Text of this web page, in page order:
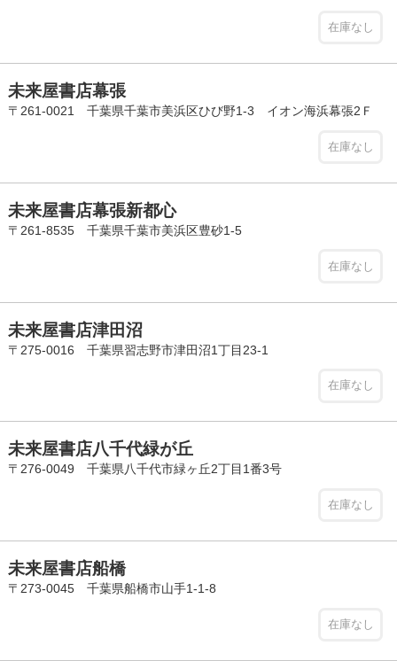
在庫なし
未来屋書店幕張
〒261-0021 千葉県千葉市美浜区ひび野1-3 イオン海浜幕張2Ｆ
在庫なし
未来屋書店幕張新都心
〒261-8535 千葉県千葉市美浜区豊砂1-5
在庫なし
未来屋書店津田沼
〒275-0016 千葉県習志野市津田沼1丁目23-1
在庫なし
未来屋書店八千代緑が丘
〒276-0049 千葉県八千代市緑ヶ丘2丁目1番3号
在庫なし
未来屋書店船橋
〒273-0045 千葉県船橋市山手1-1-8
在庫なし